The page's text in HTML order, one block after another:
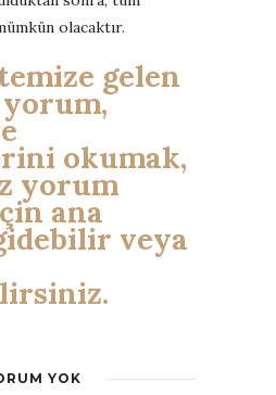
olacaktır.
gelen
okumak,
yorum
ana
veya
YOK